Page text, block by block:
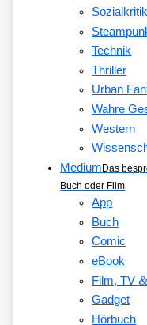
Sozialkritik
Technik
Thriller
Urban
Wahre
Western
Medium Das
Buch oder Film
App
Buch
Comic
eBook
Film, TV
Gadget
Hörbuch